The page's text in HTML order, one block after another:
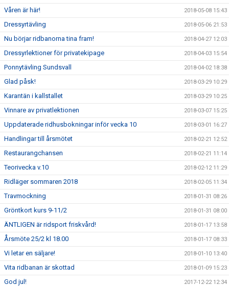
Våren är här! 2018-05-08 15:43
Dressyrtävling 2018-05-06 21:53
Nu börjar ridbanorna tina fram! 2018-04-27 12:03
Dressyrlektioner för privatekipage 2018-04-03 15:54
Ponnytävling Sundsvall 2018-04-02 18:38
Glad påsk! 2018-03-29 10:29
Karantän i kallstallet 2018-03-29 10:25
Vinnare av privatlektionen 2018-03-07 15:25
Uppdaterade ridhusbokningar inför vecka 10 2018-03-01 16:27
Handlingar till årsmötet 2018-02-21 12:52
Restaurangchansen 2018-02-21 11:14
Teorivecka v.10 2018-02-12 11:29
Ridläger sommaren 2018 2018-02-05 11:34
Travmockning 2018-01-31 08:26
Gröntkort kurs 9-11/2 2018-01-31 08:00
ÄNTLIGEN är ridsport friskvård! 2018-01-17 13:58
Årsmöte 25/2 kl 18.00 2018-01-17 08:33
Vi letar en säljare! 2018-01-10 13:40
Vita ridbanan är skottad 2018-01-09 15:23
God jul! 2017-12-22 12:34